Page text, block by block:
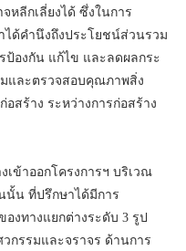
หลีกเลี่ยงได้ ซึ่งในการ
ได้คำนึงถึงประโยชน์ส่วนรวม
ป้องกัน แก้ไข และลดผลกระ
และตรวจสอบคุณภาพสิ่ง
อสร้าง ระหว่างการก่อสร้าง
เข้าออกโครงการฯ บริเวณ
นั้น ที่ปรึกษาได้มีการ
งทางแยกต่างระดับ 3 รูป
กรรมและจราจร ด้านการ